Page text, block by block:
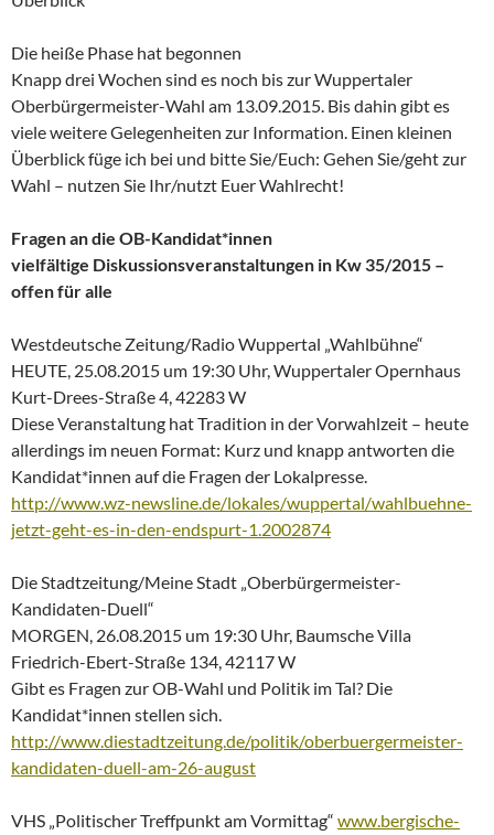
Die heiße Phase hat begonnen
Knapp drei Wochen sind es noch bis zur Wuppertaler
Oberbürgermeister-Wahl am 13.09.2015. Bis dahin gibt es
viele weitere Gelegenheiten zur Information. Einen kleinen
Überblick füge ich bei und bitte Sie/Euch: Gehen Sie/geht zur
Wahl – nutzen Sie Ihr/nutzt Euer Wahlrecht!
Fragen an die OB-Kandidat*innen
vielfältige Diskussionsveranstaltungen in Kw 35/2015 –
offen für alle
Westdeutsche Zeitung/Radio Wuppertal „Wahlbühne“
HEUTE, 25.08.2015 um 19:30 Uhr, Wuppertaler Opernhaus
Kurt-Drees-Straße 4, 42283 W
Diese Veranstaltung hat Tradition in der Vorwahlzeit – heute
allerdings im neuen Format: Kurz und knapp antworten die
Kandidat*innen auf die Fragen der Lokalpresse.
http://www.wz-newsline.de/lokales/wuppertal/wahlbuehne-
jetzt-geht-es-in-den-endspurt-1.2002874
Die Stadtzeitung/Meine Stadt „Oberbürgermeister-
Kandidaten-Duell“
MORGEN, 26.08.2015 um 19:30 Uhr, Baumsche Villa
Friedrich-Ebert-Straße 134, 42117 W
Gibt es Fragen zur OB-Wahl und Politik im Tal? Die
Kandidat*innen stellen sich.
http://www.diestadtzeitung.de/politik/oberbuergermeister-
kandidaten-duell-am-26-august
VHS „Politischer Treffpunkt am Vormittag“ www.bergische-